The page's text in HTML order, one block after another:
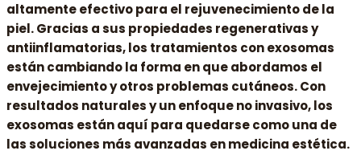
altamente efectivo para el rejuvenecimiento de la
piel. Gracias a sus propiedades regenerativas y
antiinflamatorias, los tratamientos con exosomas
están cambiando la forma en que abordamos el
envejecimiento y otros problemas cutáneos. Con
resultados naturales y un enfoque no invasivo, los
exosomas están aquí para quedarse como una de
las soluciones más avanzadas en medicina estética.